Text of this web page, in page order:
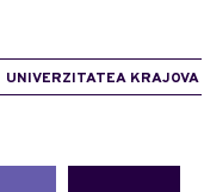
UNIVERZITATEA KRAJOVA